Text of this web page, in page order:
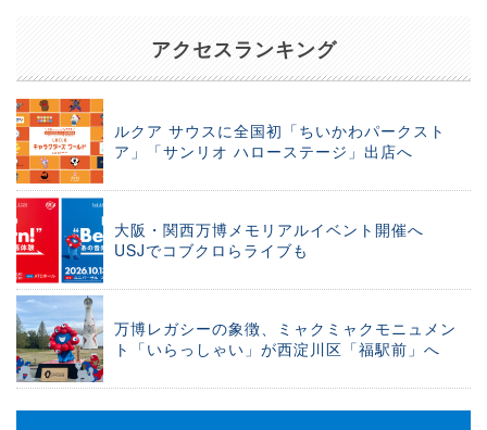
アクセスランキング
ルクア サウスに全国初「ちいかわパークスト
ア」「サンリオ ハローステージ」出店へ
大阪・関西万博メモリアルイベント開催へ
USJでコブクロらライブも
万博レガシーの象徴、ミャクミャクモニュメン
ト「いらっしゃい」が西淀川区「福駅前」へ